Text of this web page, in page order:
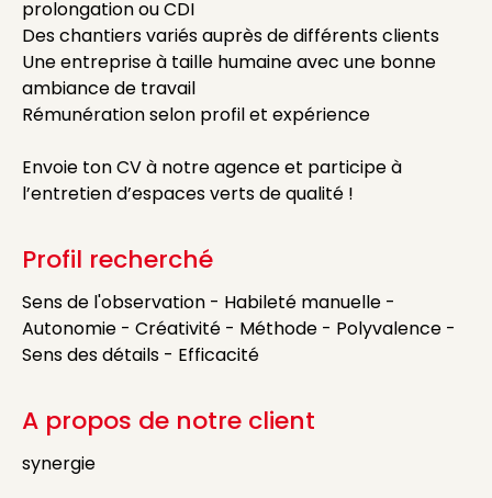
prolongation ou CDI
Des chantiers variés auprès de différents clients
Une entreprise à taille humaine avec une bonne
ambiance de travail
Rémunération selon profil et expérience
Envoie ton CV à notre agence et participe à
l’entretien d’espaces verts de qualité !
Profil recherché
Sens de l'observation - Habileté manuelle -
Autonomie - Créativité - Méthode - Polyvalence -
Sens des détails - Efficacité
A propos de notre client
synergie